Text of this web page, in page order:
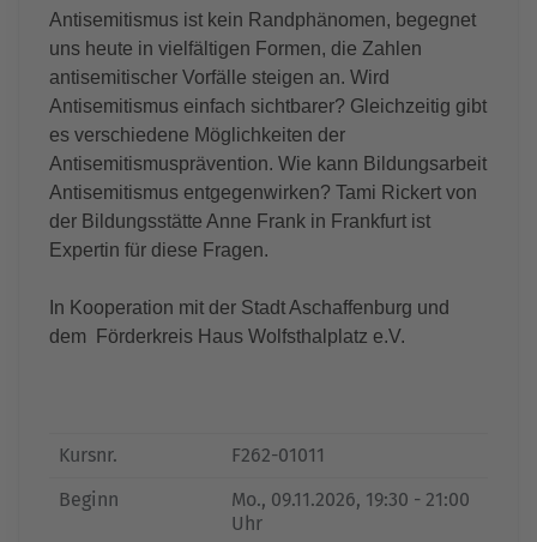
Antisemitismus ist kein Randphänomen, begegnet
uns heute in vielfältigen Formen, die Zahlen
antisemitischer Vorfälle steigen an. Wird
Antisemitismus einfach sichtbarer? Gleichzeitig gibt
es verschiedene Möglichkeiten der
Antisemitismusprävention. Wie kann Bildungsarbeit
Antisemitismus entgegenwirken? Tami Rickert von
der Bildungsstätte Anne Frank in Frankfurt ist
Expertin für diese Fragen.
In Kooperation mit der Stadt Aschaffenburg und
dem Förderkreis Haus Wolfsthalplatz e.V.
Kursnr.
F262-01011
Beginn
Mo., 09.11.2026, 19:30 - 21:00
Uhr